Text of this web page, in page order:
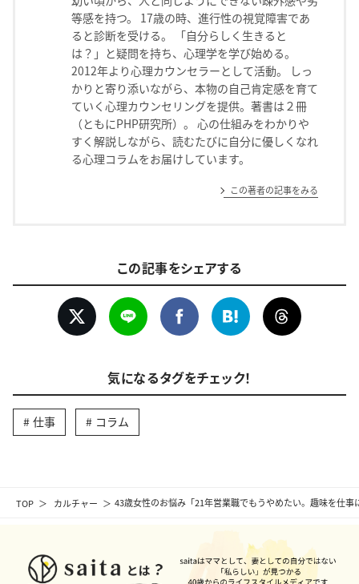
TOP カルチャー 43歳女性のお悩み「21年営業職でもうやめたい。趣味を仕
等感を持つ。 17歳の時、進行性の視覚障害であ
ると診断を受ける。 「自分らしく生きると
は？」と疑問を持ち、心理学を学び始める。
2012年より心理カウンセラーとして活動。 しっ
かりと寄り添いながら、本物の自己肯定感を育て
ていく心理カウンセリングを提供。著書は２冊
（ともにPHP研究所）。 心の仕組みをわかりや
すく解説しながら、読むたびに自分に優しくなれ
る心理コラムをお届けしています。
この著者の記事をみる
この記事をシェアする
気になるタグをチェック！
仕事 コラム